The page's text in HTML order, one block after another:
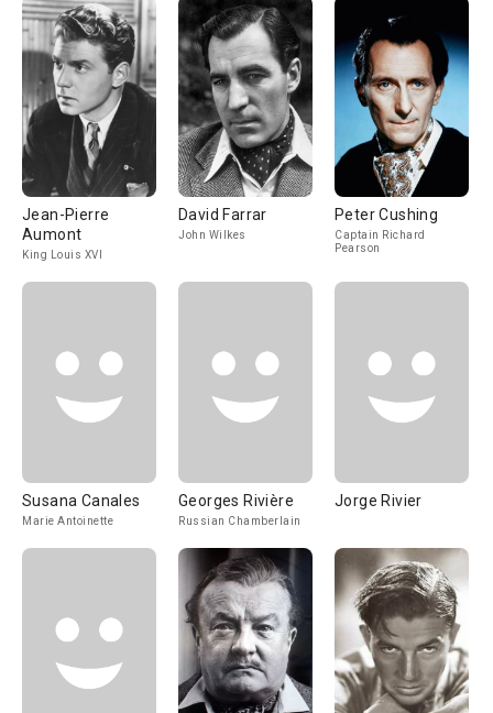
Jean-Pierre
Aumont
King Louis XVI
David Farrar
John Wilkes
Peter Cushing
Captain Richard
Pearson
Susana Canales
Marie Antoinette
Georges Rivière
Russian Chamberlain
Jorge Rivier